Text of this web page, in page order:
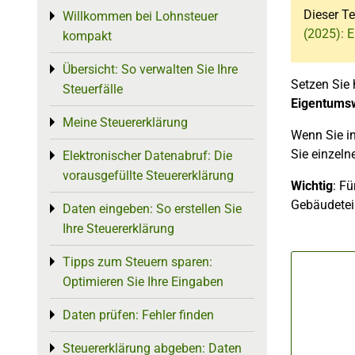
Dieser
(2025):
Setzen Sie
Wenn Sie
Sie
Wichtig:
Willkommen bei Lohnsteuer
kompakt
Toggle menu
Übersicht: So verwalten Sie Ihre
Steuerfälle
Toggle menu
Meine Steuererklärung
Toggle menu
Elektronischer Datenabruf: Die
vorausgefüllte Steuererklärung
Toggle menu
Daten eingeben: So erstellen Sie
Ihre Steuererklärung
Toggle menu
Tipps zum Steuern sparen:
Optimieren Sie Ihre Eingaben
Toggle menu
Daten prüfen: Fehler finden
Toggle menu
Steuererklärung abgeben: Daten
Toggle menu